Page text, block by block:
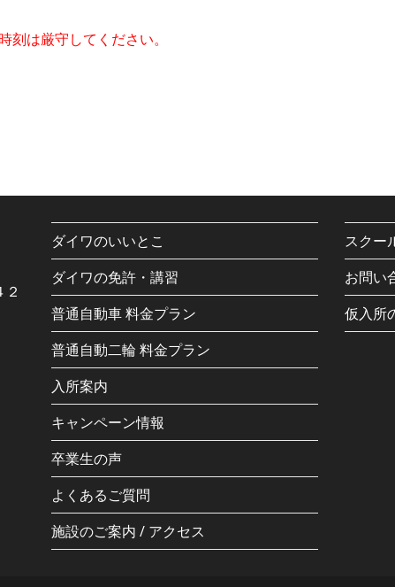
刻は厳守してください。
ダイワのいいとこ
ダイワの免許・講習
普通自動車 料金プラン
普通自動二輪 料金プラン
入所案内
キャンペーン情報
卒業生の声
よくあるご質問
施設のご案内 / アクセス
スクー
お問い
仮入所